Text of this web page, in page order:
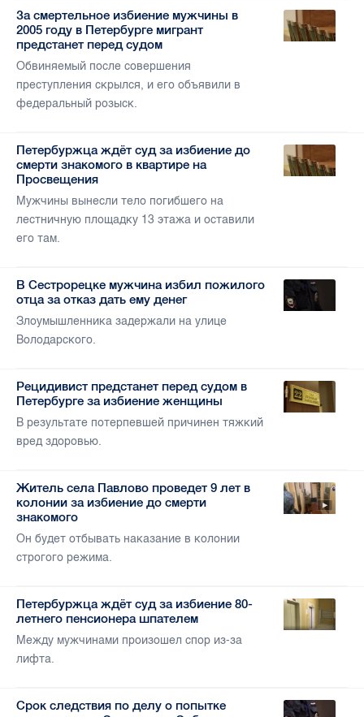
За смертельное избиение мужчины в
2005 году в Петербурге мигрант
предстанет перед судом
Обвиняемый после совершения
преступления скрылся, и его объявили в
федеральный розыск.
Петербуржца ждёт суд за избиение до
смерти знакомого в квартире на
Просвещения
Мужчины вынесли тело погибшего на
лестничную площадку 13 этажа и оставили
его там.
В Сестрорецке мужчина избил пожилого
отца за отказ дать ему денег
Злоумышленника задержали на улице
Володарского.
Рецидивист предстанет перед судом в
Петербурге за избиение женщины
В результате потерпевшей причинен тяжкий
вред здоровью.
Житель села Павлово проведет 9 лет в
колонии за избиение до смерти
знакомого
Он будет отбывать наказание в колонии
строгого режима.
Петербуржца ждёт суд за избиение 80-
летнего пенсионера шпателем
Между мужчинами произошел спор из-за
лифта.
Срок следствия по делу о попытке